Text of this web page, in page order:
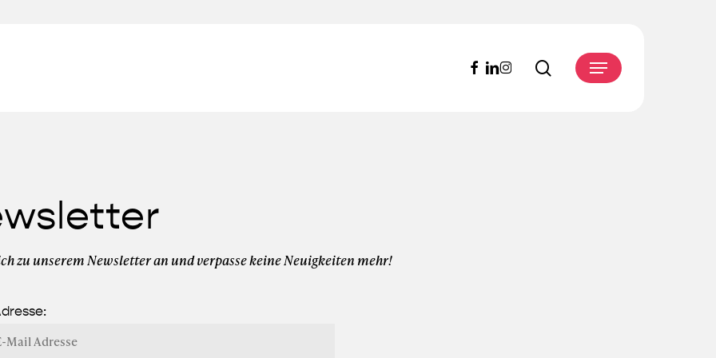
Menu
facebook
linkedin
instagram search
zu unserem Newsletter an und verpasse keine Neuigkeiten mehr!